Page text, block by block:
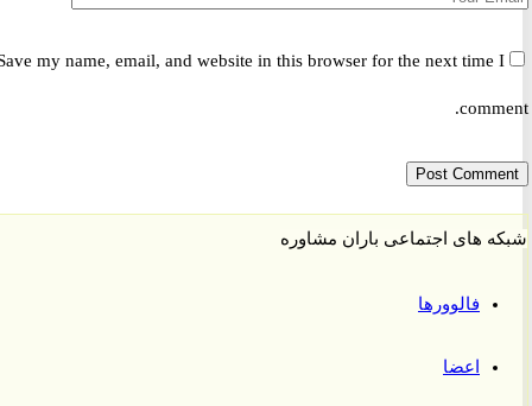
Save my name, email, and website in this browser for the next time
های اجتماعی باران مشاوره
فالوورها
اعضا